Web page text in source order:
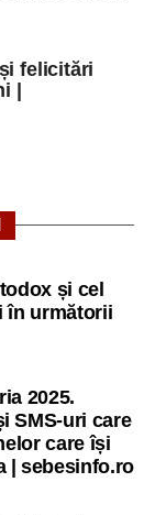
felicitări
|
și cel
în următorii
2025.
SMS-uri care
care își
| sebesinfo.ro